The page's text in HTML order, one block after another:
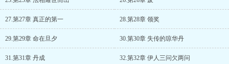
27.第27章 真正的第一 28.第28章 领奖
29.第29章 命在旦夕 30.第30章 失传的琼华丹
31.第31章 丹成 32.第32章 伊人三问欠两问